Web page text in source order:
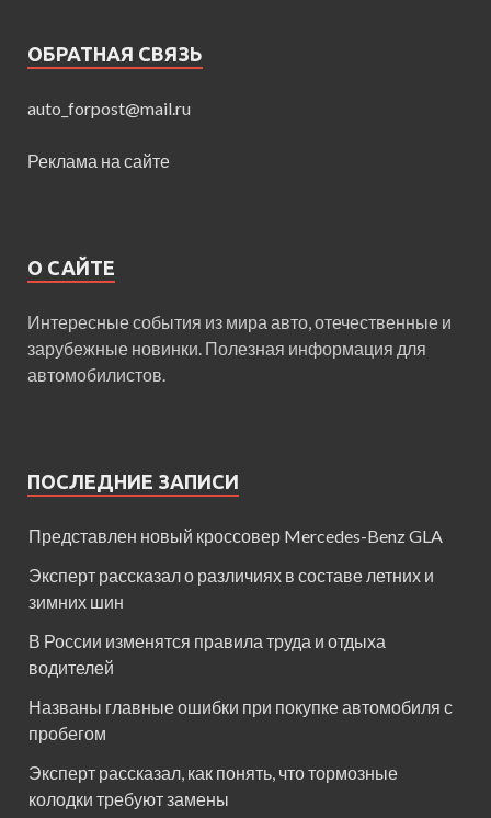
ОБРАТНАЯ СВЯЗЬ
auto_forpost@mail.ru
Реклама на сайте
О САЙТЕ
Интересные события из мира авто, отечественные и
зарубежные новинки. Полезная информация для
автомобилистов.
ПОСЛЕДНИЕ ЗАПИСИ
Представлен новый кроссовер Mercedes-Benz GLA
Эксперт рассказал о различиях в составе летних и
зимних шин
В России изменятся правила труда и отдыха
водителей
Названы главные ошибки при покупке автомобиля с
пробегом
Эксперт рассказал, как понять, что тормозные
колодки требуют замены